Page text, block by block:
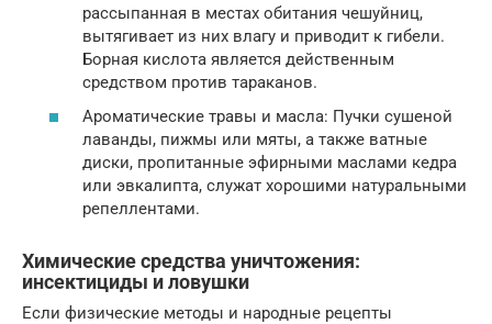
рассыпанная в местах обитания чешуйниц,
вытягивает из них влагу и приводит к гибели.
Борная кислота является действенным
средством против тараканов.
Ароматические травы и масла: Пучки сушеной
лаванды, пижмы или мяты, а также ватные
диски, пропитанные эфирными маслами кедра
или эвкалипта, служат хорошими натуральными
репеллентами.
Химические средства уничтожения:
инсектициды и ловушки
Если физические методы и народные рецепты